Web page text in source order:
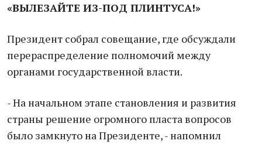
«ВЫЛЕЗАЙТЕ ИЗ-ПОД ПЛИНТУСА!»
Президент собрал совещание, где обсуждали
перераспределение полномочий между
органами государственной власти.
- На начальном этапе становления и развития
страны решение огромного пласта вопросов
было замкнуто на Президенте, - напомнил